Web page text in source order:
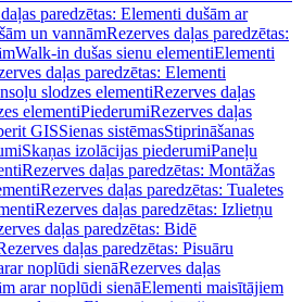
paredzētas: Elementi dušām ar
un vannāmRezerves daļas paredzētas:
Walk-in dušas sienu elementiElementi
daļas paredzētas: Elementi
slodzes elementiRezerves daļas
elementiPiederumiRezerves daļas
GISSienas sistēmasStiprināšanas
Skaņas izolācijas piederumiPaneļu
Rezerves daļas paredzētas: Montāžas
Rezerves daļas paredzētas: Tualetes
Rezerves daļas paredzētas: Izlietņu
daļas paredzētas: Bidē
daļas paredzētas: Pisuāru
noplūdi sienāRezerves daļas
arar noplūdi sienāElementi maisītājiem